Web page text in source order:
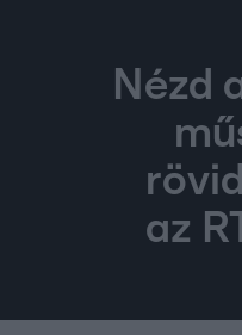
Nézd
az